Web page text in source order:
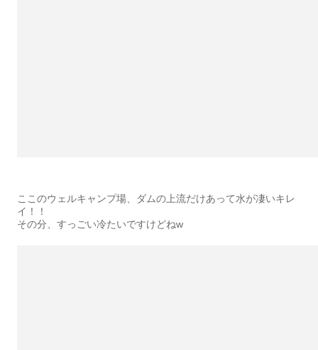
ここのウェルキャンプ場、ダムの上流だけあって水が凄いキレ
イ！！
その分、すっごい冷たいですけどねw